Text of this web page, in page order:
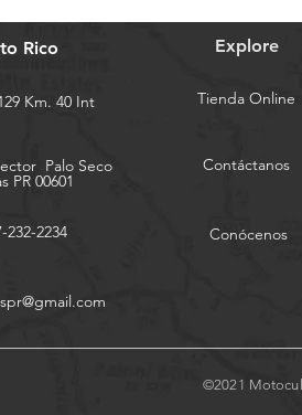
Rico
Km. 40 Int
Palo Seco
PR 00601
232-2234
Explore
Tienda Online
Contáctanos
Conócenos
©2021